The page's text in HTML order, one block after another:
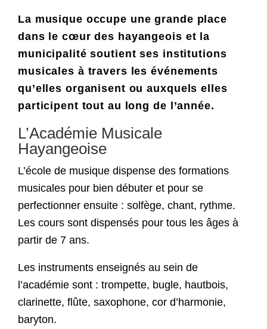
La musique occupe une grande place
dans le cœur des hayangeois et la
municipalité soutient ses institutions
musicales à travers les événements
qu’elles organisent ou auxquels elles
participent tout au long de l’année.
L’Académie Musicale
Hayangeoise
L’école de musique dispense des formations
musicales pour bien débuter et pour se
perfectionner ensuite : solfège, chant, rythme.
Les cours sont dispensés pour tous les âges à
partir de 7 ans.
Les instruments enseignés au sein de
l’académie sont : trompette, bugle, hautbois,
clarinette, flûte, saxophone, cor d’harmonie,
baryton.